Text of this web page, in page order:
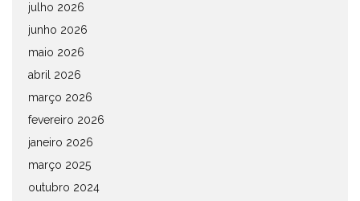
julho 2026
junho 2026
maio 2026
abril 2026
março 2026
fevereiro 2026
janeiro 2026
março 2025
outubro 2024